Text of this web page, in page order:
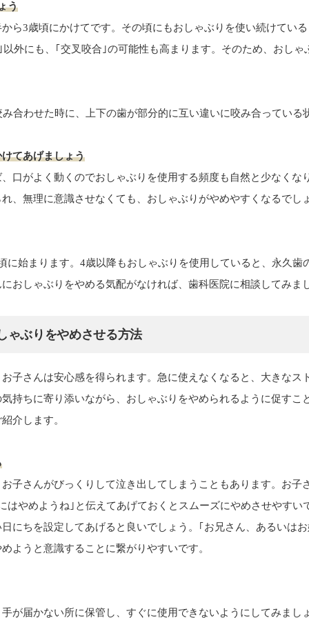
う
ら3歳頃にかけてです。その頃にもおしゃぶりを使い続けてい
外にも、｢交叉咬合｣の可能性も高まります。そのため、おしゃ
合わせた時に、上下の歯が部分的に互い違いに咬み合っている
てあげましょう
口がよく動くのでおしゃぶりを使用する頻度も自然と少なくな
、無理に意識させなくても、おしゃぶりがやめやすくなるでし
に始まります。4歳以降もおしゃぶりを使用していると、永久歯
おしゃぶりをやめる気配がなければ、歯科医院に相談してみま
ゃぶりをやめさせる方法
子さんは安心感を得られます。急に使えなくなると、大きなス
持ちに寄り添いながら、おしゃぶりをやめられるように促すこ
介します。
子さんがびっくりして泣き出してしまうこともあります。お子
はやめようね｣と伝えてあげておくとスムーズにやめさせやすい
にちを設定してあげると良いでしょう。｢お兄さん、あるいは
ようと意識することに繋がりやすいです。
が届かない所に保管し、すぐに使用できないようにしてみまし